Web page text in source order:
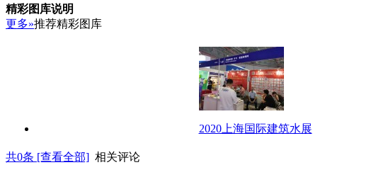
精彩图库说明
更多»推荐精彩图库
2020上海国际建筑水展
共0条 [查看全部] 相关评论